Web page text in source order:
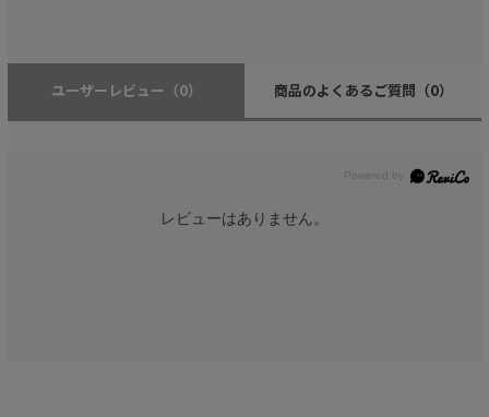
ユーザーレビュー （0） 商品のよくあるご質問 （0）
レビューはありません。